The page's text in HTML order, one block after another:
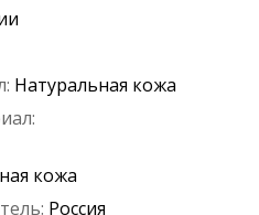
Натуральная кожа
кожа
Россия